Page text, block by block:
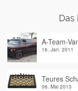
Das
A-Team-
16. Jan. 2011
Teures
06. Mai 2013